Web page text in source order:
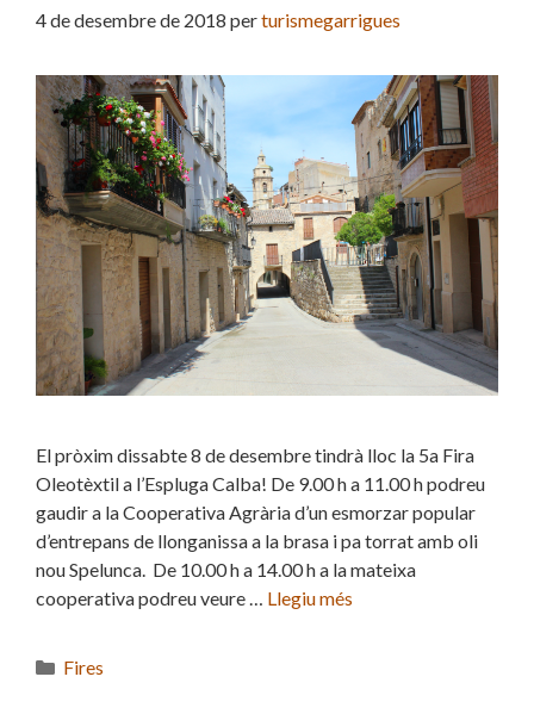
4 de desembre de 2018 perturismegarrigues
El pròxim dissabte 8 de desembre tindrà lloc la 5a Fira
Oleotèxtil a l’Espluga Calba! De 9.00 h a 11.00 h podreu
gaudir a la Cooperativa Agrària d’un esmorzar popular
d’entrepans de llonganissa a la brasa i pa torrat amb oli
nou Spelunca. De 10.00 h a 14.00 h a la mateixa
cooperativa podreu veure … Llegiu més
Categories
Fires